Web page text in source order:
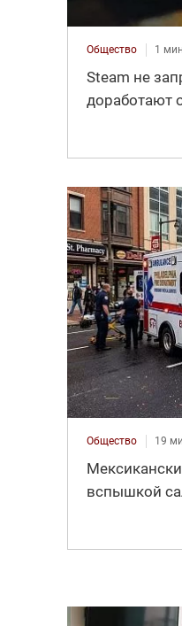
Общество 1
Steam не
доработают
Общество 19
вспышкой